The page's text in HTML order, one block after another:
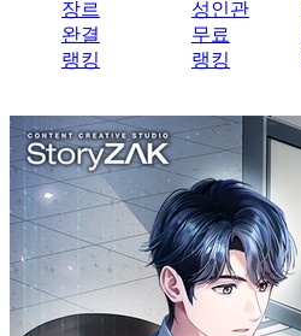
장르
완결
랭킹
성인관
무료
랭킹